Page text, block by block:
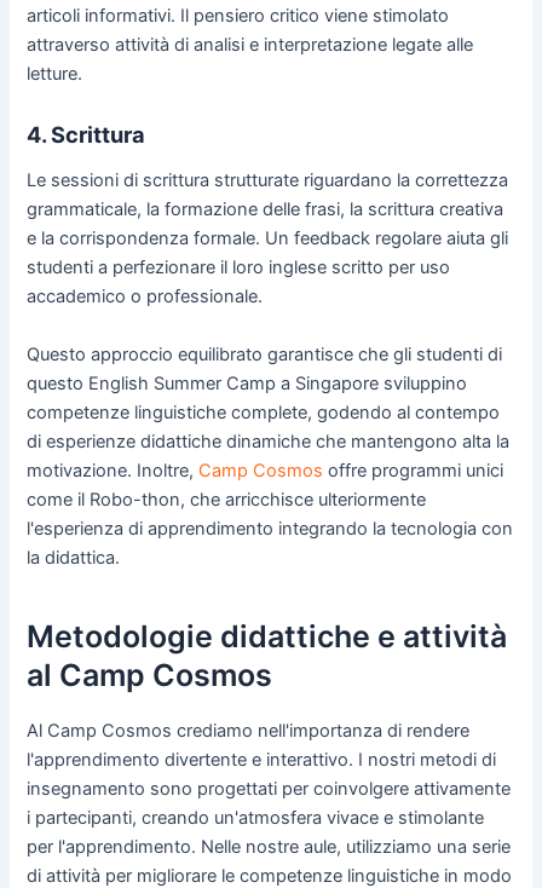
articoli informativi. Il pensiero critico viene stimolato
attraverso attività di analisi e interpretazione legate alle
letture.
4. Scrittura
Le sessioni di scrittura strutturate riguardano la correttezza
grammaticale, la formazione delle frasi, la scrittura creativa
e la corrispondenza formale. Un feedback regolare aiuta gli
studenti a perfezionare il loro inglese scritto per uso
accademico o professionale.
Questo approccio equilibrato garantisce che gli studenti di
questo English Summer Camp a Singapore sviluppino
competenze linguistiche complete, godendo al contempo
di esperienze didattiche dinamiche che mantengono alta la
motivazione. Inoltre, Camp Cosmos offre programmi unici
come il Robo-thon, che arricchisce ulteriormente
l'esperienza di apprendimento integrando la tecnologia con
la didattica.
Metodologie didattiche e attività
al Camp Cosmos
Al Camp Cosmos crediamo nell'importanza di rendere
l'apprendimento divertente e interattivo. I nostri metodi di
insegnamento sono progettati per coinvolgere attivamente
i partecipanti, creando un'atmosfera vivace e stimolante
per l'apprendimento. Nelle nostre aule, utilizziamo una serie
di attività per migliorare le competenze linguistiche in modo